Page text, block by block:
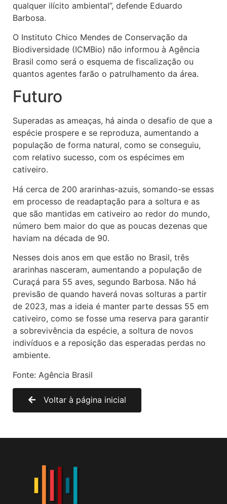
qualquer ilícito ambiental”, defende Eduardo
Barbosa.
O Instituto Chico Mendes de Conservação da
Biodiversidade (ICMBio) não informou à Agência
Brasil como será o esquema de fiscalização ou
quantos agentes farão o patrulhamento da área.
Futuro
Superadas as ameaças, há ainda o desafio de que a
espécie prospere e se reproduza, aumentando a
população de forma natural, como se conseguiu,
com relativo sucesso, com os espécimes em
cativeiro.
Há cerca de 200 ararinhas-azuis, somando-se essas
em processo de readaptação para a soltura e as
que são mantidas em cativeiro ao redor do mundo,
número bem maior do que as poucas dezenas que
haviam na década de 90.
Nesses dois anos em que estão no Brasil, três
ararinhas nasceram, aumentando a população de
Curaçá para 55 aves, segundo Barbosa. Não há
previsão de quando haverá novas solturas a partir
de 2023, mas a ideia é manter parte dessas 55 em
cativeiro, como se fosse uma reserva para garantir
a sobrevivência da espécie, a soltura de novos
indivíduos e a reposição das esperadas perdas no
ambiente.
Fonte: Agência Brasil
Voltar à página inicial